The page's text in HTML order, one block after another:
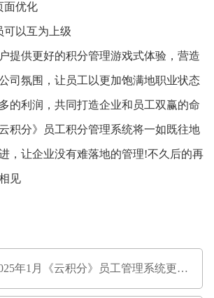
优化
以互为上级
供更好的积分管理游戏式体验，营造
司氛围，让员工以更加饱满地职业状态
的利润，共同打造企业和员工双赢的命
积分》员工积分管理系统将一如既往地
，让企业没有难落地的管理!不久后的再
见
2025年1月《云积分》员工管理系统更新公告